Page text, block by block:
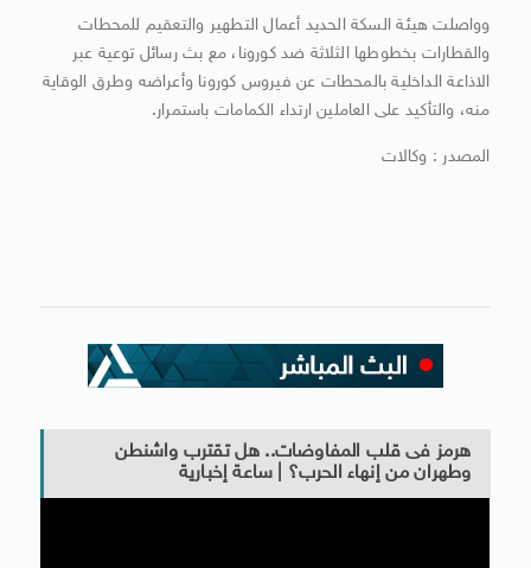
وواصلت هيئة السكة الحديد أعمال التطهير والتعقيم للمحطات
والقطارات بخطوطها الثلاثة ضد كورونا، مع بث رسائل توعية عبر
الاذاعة الداخلية بالمحطات عن فيروس كورونا وأعراضه وطرق الوقاية
منه، والتأكيد على العاملين ارتداء الكمامات باستمرار.
المصدر : وكالات
هرمز فى قلب المفاوضات.. هل تقترب واشنطن
وطهران من إنهاء الحرب؟ | ساعة إخبارية